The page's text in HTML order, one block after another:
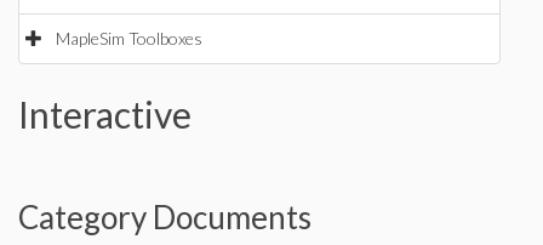
MapleSim Toolboxes
Interactive
Category Documents